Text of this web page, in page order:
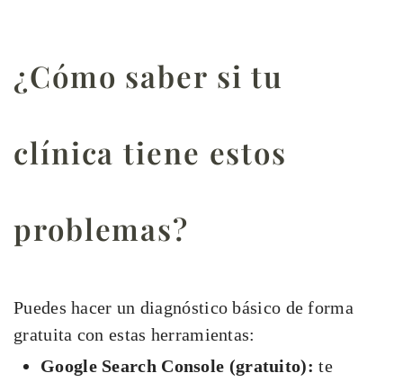
¿Cómo saber si tu
clínica tiene estos
problemas?
Puedes hacer un diagnóstico básico de forma
gratuita con estas herramientas:
Google Search Console (gratuito):te